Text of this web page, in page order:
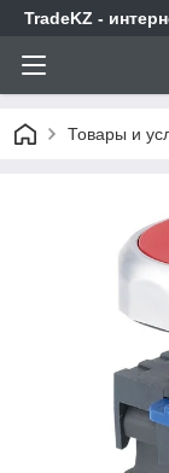
TradeKZ -
Товары и